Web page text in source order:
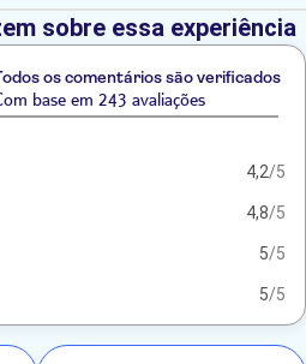
sobre essa experiência
os comentários são verificados
base em 243 avaliações
4,2/5
4,8/5
5/5
5/5